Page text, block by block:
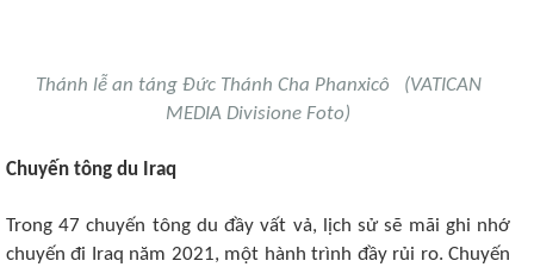
Thánh lễ an táng Đức Thánh Cha Phanxicô (VATICAN
MEDIA Divisione Foto)
Chuyến tông du Iraq
Trong 47 chuyến tông du đầy vất vả, lịch sử sẽ mãi ghi nhớ
chuyến đi Iraq năm 2021, một hành trình đầy rủi ro. Chuyến